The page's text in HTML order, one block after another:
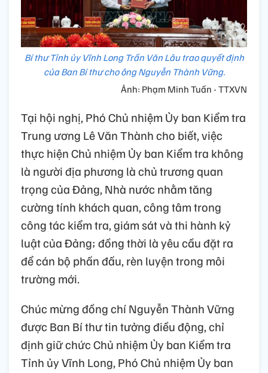
Bí thư Tỉnh ủy Vĩnh Long Trần Văn Lâu trao quyết định
của Ban Bí thư cho ông Nguyễn Thành Vững.
Ảnh: Phạm Minh Tuấn - TTXVN
Tại hội nghị, Phó Chủ nhiệm Ủy ban Kiểm tra
Trung ương Lê Văn Thành cho biết, việc
thực hiện Chủ nhiệm Ủy ban Kiểm tra không
là người địa phương là chủ trương quan
trọng của Đảng, Nhà nước nhằm tăng
cường tính khách quan, công tâm trong
công tác kiểm tra, giám sát và thi hành kỷ
luật của Đảng; đồng thời là yêu cầu đặt ra
để cán bộ phấn đấu, rèn luyện trong môi
trường mới.
Chúc mừng đồng chí Nguyễn Thành Vững
được Ban Bí thư tin tưởng điều động, chỉ
định giữ chức Chủ nhiệm Ủy ban Kiểm tra
Tỉnh ủy Vĩnh Long, Phó Chủ nhiệm Ủy ban